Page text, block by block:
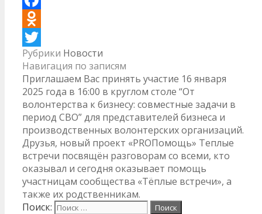
Facebook
Odnoklassniki
Twitter
Рубрики Новости
Навигация по записям
Приглашаем Вас принять участие 16 января
2025 года в 16:00 в круглом столе “От
волонтерства к бизнесу: совместные задачи в
период СВО” для представителей бизнеса и
производственных волонтерских организаций.
Друзья, новый проект «PROПомощь» Теплые
встречи посвящён разговорам со всеми, кто
оказывал и сегодня оказывает помощь
участницам сообщества «Тёплые встречи», а
также их родственникам.
Поиск: